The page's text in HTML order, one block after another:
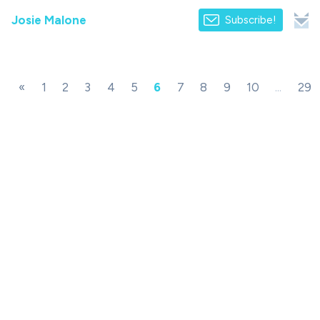
Josie Malone Subscribe!
« 1 2 3 4 5 6 7 8 9 10 ... 29